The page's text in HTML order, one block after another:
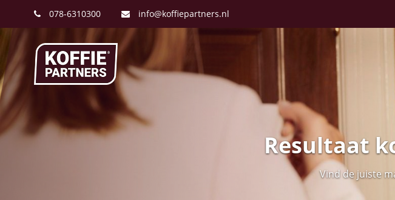
078-6310300 info@koffiepartners.nl
Resultaat
Vind de juiste